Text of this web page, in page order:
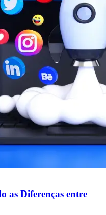
as Diferenças entre